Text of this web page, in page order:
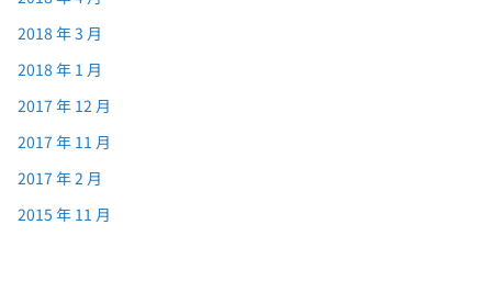
2018 年 3 月
2018 年 1 月
2017 年 12 月
2017 年 11 月
2017 年 2 月
2015 年 11 月